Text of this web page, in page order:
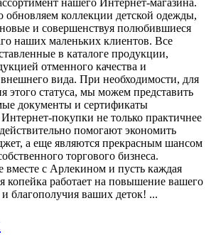
коллекции детской одежды,
новые и совершенствуя полюбившиеся
наших маленьких клиентов. Все
в каталоге продукции,
отменного качества и
внешнего вида. При необходимости, для
этого статуса, мы можем представить
документы и сертификаты
Интернет-покупки не только практичнее
помогают экономить
а еще являются прекрасным шансом
торгового бизнеса.
вместе с Арлекином и пусть каждая
копейка работает на повышение вашего
благополучия ваших деток! ...